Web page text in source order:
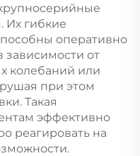
Их гибкие
оперативно
от
колебаний или
при этом
Такая
эффективно
реагировать на